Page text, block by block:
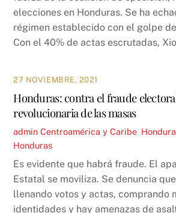
elecciones en Honduras. Se ha
régimen establecido con el golpe
Con el 40% de actas escrutadas,
27 NOVIEMBRE, 2021
Honduras: contra el fraude
revolucionaria de las masas
admin Centroamérica y Caribe
Honduras
Es evidente que habrá fraude. El
Estatal se moviliza. Se denuncia
llenando votos y actas, comprando
identidades y hay amenazas de